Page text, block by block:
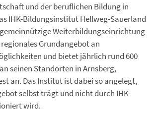
und der beruflichen Bildung in
IHK-Bildungsinstitut Hellweg-Sauerland
Weiterbildungseinrichtung
Grundangebot an
und bietet jährlich rund 600
seinen Standorten in Arnsberg,
an. Das Institut ist dabei so angelegt,
selbst trägt und nicht durch IHK-
wird.